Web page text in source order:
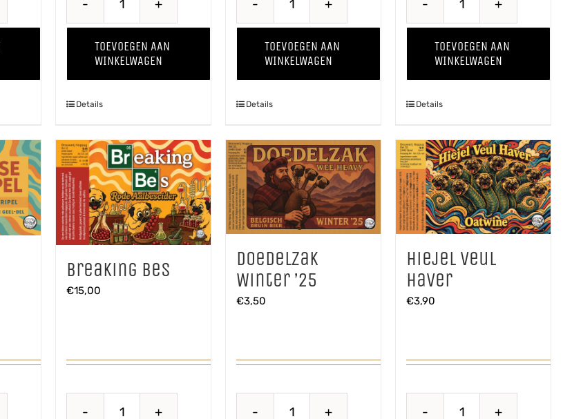
Boskoop
TOEVOEGEN AAN
WINKELWAGEN
Details
aantal
TOEVOEGEN AAN
WINKELWAGEN
Details
aantal
TOEVOEGEN AAN
WINKELWAGEN
Details
Breaking Bes
€15,00
Doedelzak
Winter ’25
€3,50
Hiejel Veul
Haver
€3,90